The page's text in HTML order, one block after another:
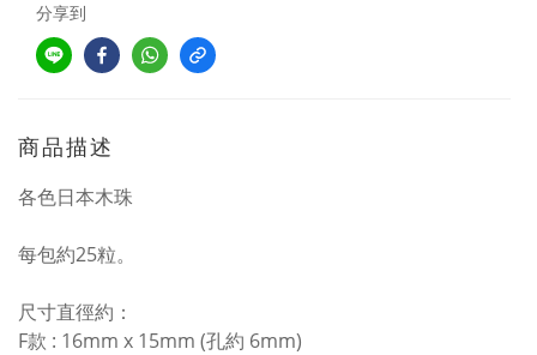
分享到
商品描述
各色日本木珠
每包約25粒。
尺寸直徑約：
F款 : 16mm x 15mm (孔約 6mm)